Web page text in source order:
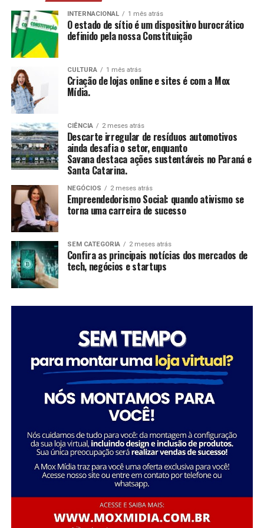
A Savana integra o Grupo Águia Branca e é especializada
na comercialização de caminhões e veículos comerciais
da Mercedes-Benz. Com forte presença nos setores de
transporte e logística, oferece um portfólio completo
de veículos, peças e serviços de oficina. Além disso,
disponibiliza soluções em pneus e recapagem,
garantindo performance e eficiência para os clientes do
segmento de transporte de cargas.
FONTE: A Savana integra o Grupo Águia Branca
suas histórias e vivências.
CCAS
: Ambiente de convivência para crianças e
adolescentes, abrangendo desde jogos até cultura
SAICA: Trabalho de cuidado, orientação e proteção
integral a crianças e adolescentes em situação de
CEIS
: Garantia de um ambiente seguro e desafiador
para o desenvolvimento infantil.
Conclusão
O empreendedorismo social, impulsionado por líderes
como Tatiana Souza, demonstra que ativismo pode, sim,
ser uma carreira de sucesso. As mulheres no comando
dessas organizações não apenas promovem mudanças
significativas em suas comunidades, mas também
inspiram futuras gerações a seguir seus passos,
mostrando que é possível transformar a sociedade
feminina no setor social: “Acredito que quando as
mulheres assumem a liderança, trazem consigo uma
perspectiva única e essencial que promove a inclusão e o
desenvolvimento sustentável. Meu objetivo é continuar
inspirando e capacitando outras mulheres a seguirem
esse caminho, transformando ainda mais vidas e
Essa trajetória exemplifica como o ativismo e o
empreendedorismo social podem convergir para criar
uma carreira gratificante e de grande impacto social.
Sobre o Instituto Macedônia
INTERNACIONAL 1 mês atrás
O estado de sítio é um dispositivo burocrático
definido pela nossa Constituição
CULTURA 1 mês atrás
Criação de lojas online e sites é com a Mox
Mídia.
CIÊNCIA 2 meses atrás
Descarte irregular de resíduos automotivos
ainda desafia o setor, enquanto
Savana destaca ações sustentáveis no Paraná e
Santa Catarina.
NEGÓCIOS 2 meses atrás
Empreendedorismo Social: quando ativismo se
torna uma carreira de sucesso
SEM CATEGORIA 2 meses atrás
Confira as principais notícias dos mercados de
tech, negócios e startups